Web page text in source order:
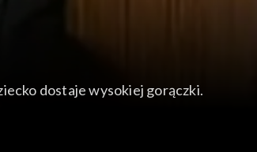
dostaje wysokiej gorączki.